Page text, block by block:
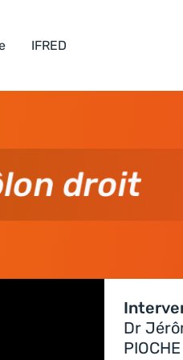
IFRED
droit
Dr
PIOCHE